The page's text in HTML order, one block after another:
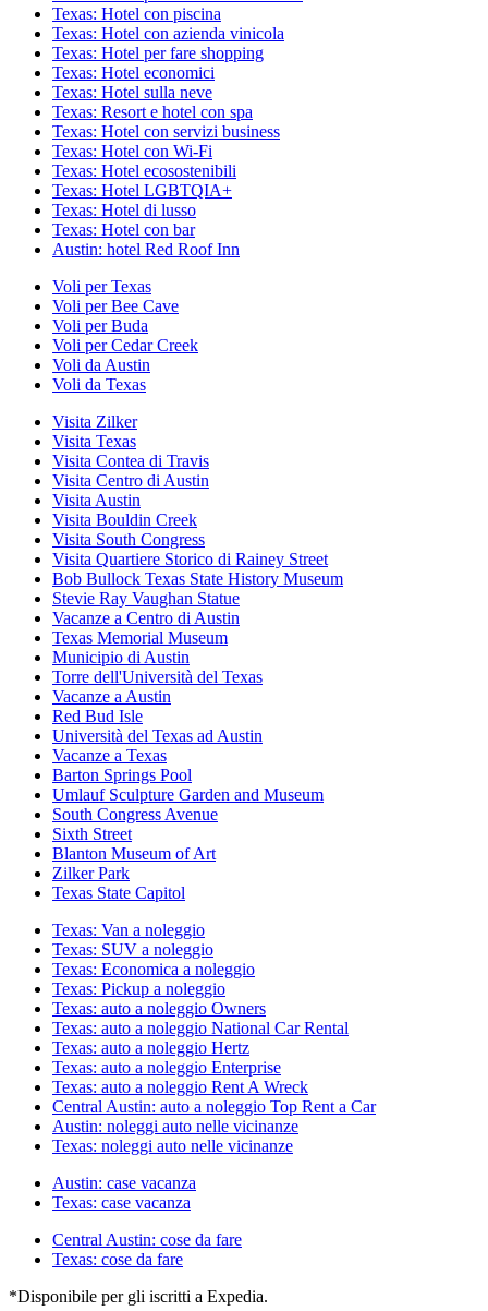
Texas: Hotel con piscina
Texas: Hotel con azienda vinicola
Texas: Hotel per fare shopping
Texas: Hotel economici
Texas: Hotel sulla neve
Texas: Resort e hotel con spa
Texas: Hotel con servizi business
Texas: Hotel con Wi-Fi
Texas: Hotel ecosostenibili
Texas: Hotel LGBTQIA+
Texas: Hotel di lusso
Texas: Hotel con bar
Austin: hotel Red Roof Inn
Voli per Texas
Voli per Bee Cave
Voli per Buda
Voli per Cedar Creek
Voli da Austin
Voli da Texas
Visita Zilker
Visita Texas
Visita Contea di Travis
Visita Centro di Austin
Visita Austin
Visita Bouldin Creek
Visita South Congress
Visita Quartiere Storico di Rainey Street
Bob Bullock Texas State History Museum
Stevie Ray Vaughan Statue
Vacanze a Centro di Austin
Texas Memorial Museum
Municipio di Austin
Torre dell'Università del Texas
Vacanze a Austin
Red Bud Isle
Università del Texas ad Austin
Vacanze a Texas
Barton Springs Pool
Umlauf Sculpture Garden and Museum
South Congress Avenue
Sixth Street
Blanton Museum of Art
Zilker Park
Texas State Capitol
Texas: Van a noleggio
Texas: SUV a noleggio
Texas: Economica a noleggio
Texas: Pickup a noleggio
Texas: auto a noleggio Owners
Texas: auto a noleggio National Car Rental
Texas: auto a noleggio Hertz
Texas: auto a noleggio Enterprise
Texas: auto a noleggio Rent A Wreck
Central Austin: auto a noleggio Top Rent a Car
Austin: noleggi auto nelle vicinanze
Texas: noleggi auto nelle vicinanze
Austin: case vacanza
Texas: case vacanza
Central Austin: cose da fare
Texas: cose da fare
*Disponibile per gli iscritti a Expedia.